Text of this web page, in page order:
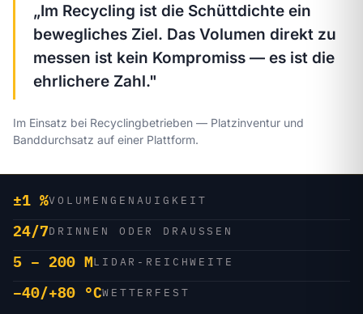
„Im Recycling ist die Schüttdichte ein
bewegliches Ziel. Das Volumen direkt zu
messen ist kein Kompromiss — es ist die
ehrlichere Zahl."
Im Einsatz bei Recyclingbetrieben — Platzinventur und
Banddurchsatz auf einer Plattform.
±1 %VOLUMENGENAUIGKEIT
24/7DRINNEN ODER DRAUSSEN
5 – 200 MLIDAR-REICHWEITE
−40/+80 °CWETTERFEST